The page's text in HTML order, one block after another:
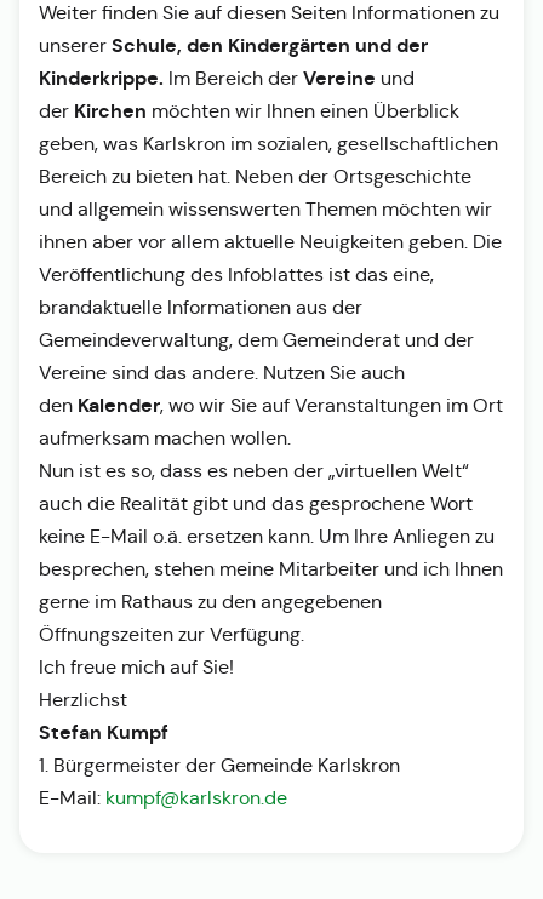
Weiter finden Sie auf diesen Seiten Informationen zu
unserer Schule, den Kindergärten und der
Kinderkrippe. Im Bereich der Vereine und
der Kirchen möchten wir Ihnen einen Überblick
geben, was Karlskron im sozialen, gesellschaftlichen
Bereich zu bieten hat. Neben der Ortsgeschichte
und allgemein wissenswerten Themen möchten wir
ihnen aber vor allem aktuelle Neuigkeiten geben. Die
Veröffentlichung des Infoblattes ist das eine,
brandaktuelle Informationen aus der
Gemeindeverwaltung, dem Gemeinderat und der
Vereine sind das andere. Nutzen Sie auch
den Kalender, wo wir Sie auf Veranstaltungen im Ort
aufmerksam machen wollen.
Nun ist es so, dass es neben der „virtuellen Welt“
auch die Realität gibt und das gesprochene Wort
keine E-Mail o.ä. ersetzen kann. Um Ihre Anliegen zu
besprechen, stehen meine Mitarbeiter und ich Ihnen
gerne im Rathaus zu den angegebenen
Öffnungszeiten zur Verfügung.
Ich freue mich auf Sie!
Herzlichst
Stefan Kumpf
1. Bürgermeister der Gemeinde Karlskron
E-Mail: kumpf@karlskron.de